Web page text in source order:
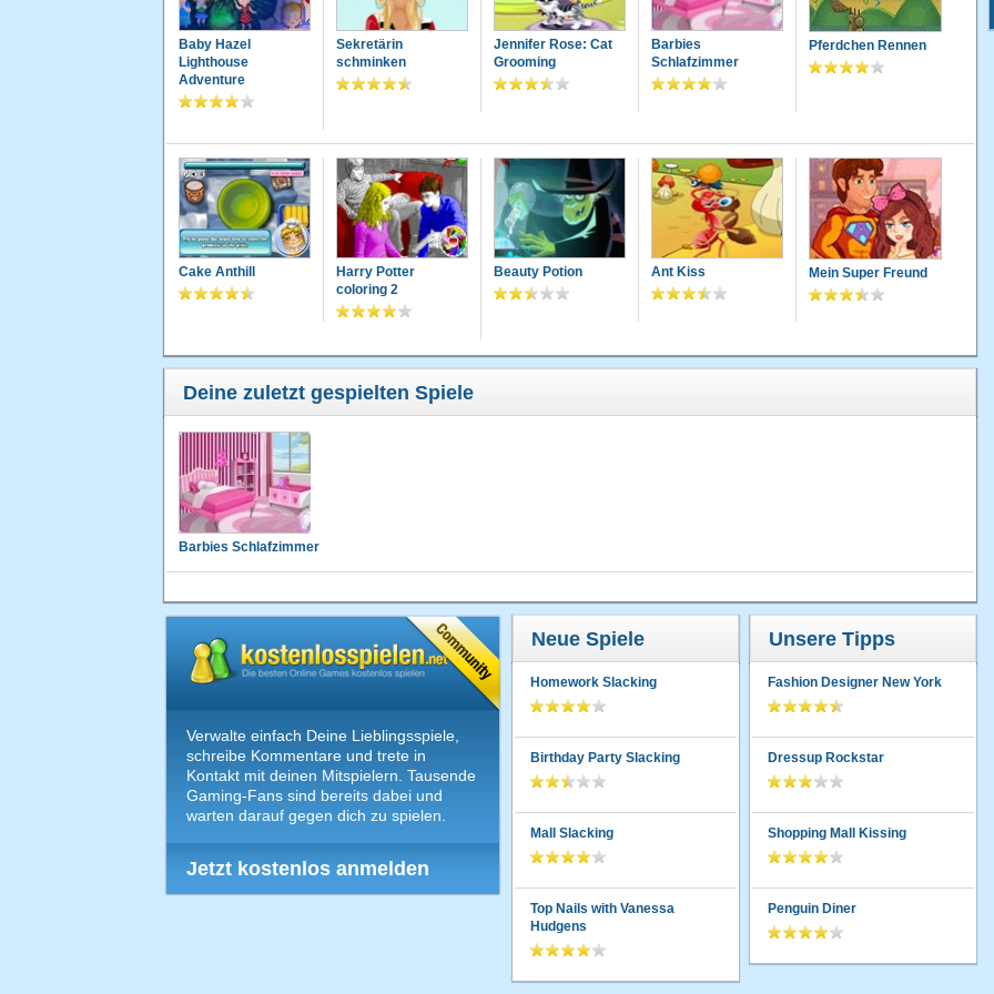
Baby Hazel
Lighthouse
Adventure
Sekretärin
schminken
Jennifer Rose: Cat
Grooming
Barbies
Schlafzimmer
Pferdchen Rennen
Cake Anthill
Harry Potter
coloring 2
Beauty Potion Ant Kiss Mein Super Freund
Deine zuletzt gespielten Spiele
Barbies Schlafzimmer
Verwalte einfach Deine Lieblingsspiele,
schreibe Kommentare und trete in
Kontakt mit deinen Mitspielern. Tausende
Gaming-Fans sind bereits dabei und
warten darauf gegen dich zu spielen.
Jetzt kostenlos anmelden
Neue Spiele
Homework Slacking
Birthday Party Slacking
Mall Slacking
Top Nails with Vanessa
Hudgens
Unsere Tipps
Fashion Designer New York
Dressup Rockstar
Shopping Mall Kissing
Penguin Diner